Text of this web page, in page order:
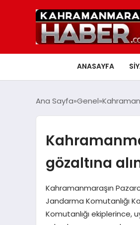
ANASAYFA
Ana Sayfa Genel
gözaltına
Kahramanmaraşın
Jandarma Komutanlığı
Komutanlığı ekiplerince,